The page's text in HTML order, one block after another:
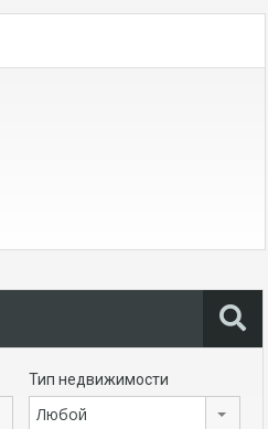
Тип недвижимости
Любой